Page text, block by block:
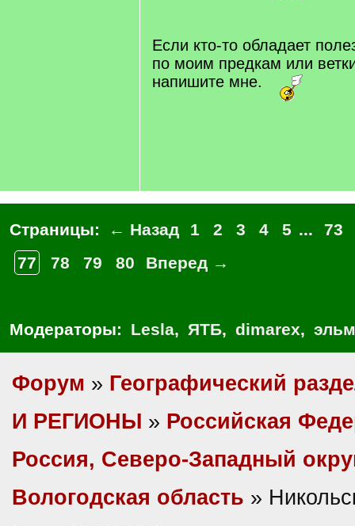
Если кто-то обладает
по моим предкам или
напишите мне.
Страницы: ← Назад 1 2 3 4 5 ...
73
77
78 79 80 Вперед →
Модераторы: Lesla, ЯТБ, dimarex,
Форум » Географический
И РЕГИОНЫ » Российская
Россия, Северо-Западный
Вологодская область »